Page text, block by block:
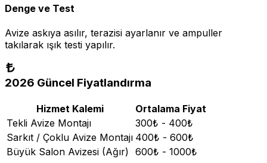
Denge ve Test
Avize askıya asılır, terazisi ayarlanır ve ampuller
takılarak ışık testi yapılır.
2026 Güncel Fiyatlandırma
Hizmet Kalemi
Ortalama Fiyat
Tekli Avize Montajı
300₺ - 400₺
Sarkıt / Çoklu Avize Montajı 400₺ - 600₺
Büyük Salon Avizesi (Ağır) 600₺ - 1000₺